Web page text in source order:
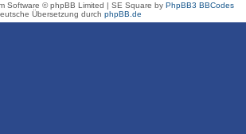
Software © phpBB Limited | SE Square by PhpBB3 BBCodes
Übersetzung durch phpBB.de